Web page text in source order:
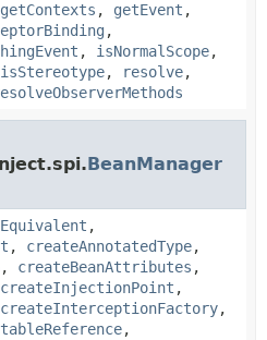
getContexts , getEvent ,
,
, isNormalScope,
isStereotype, resolve,
BeanManager
,
, createAnnotatedType,
, createBeanAttributes ,
createInjectionPoint ,
createInterceptionFactory,
,